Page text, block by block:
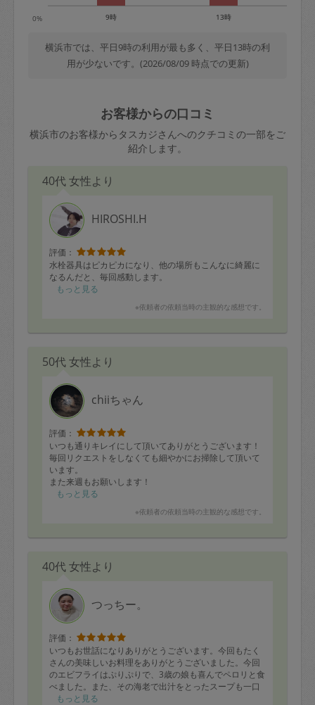
0% 9時 13時
横浜市では、平日9時の利用が最も多く、平日13時の利
用が少ないです。(2026/08/09 時点での更新)
お客様からの口コミ
横浜市のお客様からタスカジさんへのクチコミの一部をご
紹介します。
40代 女性より
HIROSHI.H
評価：
水栓器具はピカピカになり、他の場所もこんなに綺麗に
なるんだと、毎回感動します。
もっと見る
※依頼者の依頼当時の主観的な感想です。
50代 女性より
chiiちゃん
評価：
いつも通りキレイにして頂いてありがとうございます！
毎回リクエストをしなくても細やかにお掃除して頂いて
います。
また来週もお願いします！
もっと見る
※依頼者の依頼当時の主観的な感想です。
40代 女性より
つっちー。
評価：
いつもお世話になりありがとうございます。今回もたく
さんの美味しいお料理をありがとうございました。今回
のエビフライはぷりぷりで、3歳の娘も喜んでペロリと食
べました。また、その海老で出汁をとったスープも一口
飲んで「美味しい！グー」と味わっていました。いつも
もっと見る